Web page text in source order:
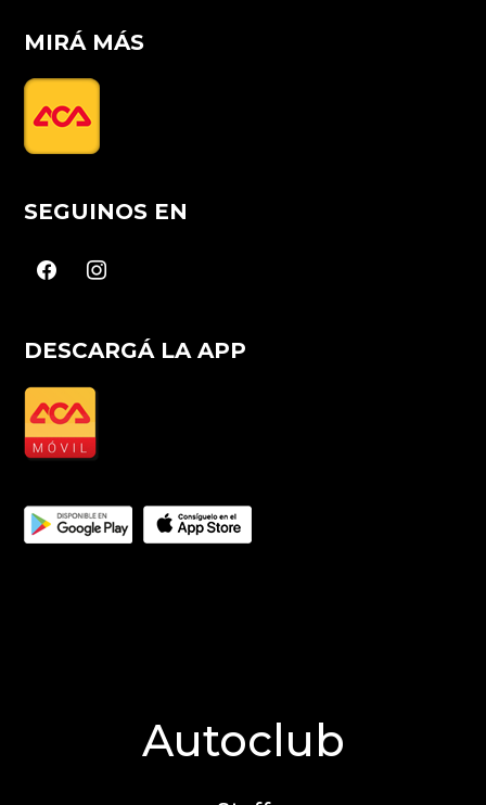
MIRÁ MÁS
SEGUINOS EN
facebookinstagram
DESCARGÁ LA APP
Autoclub